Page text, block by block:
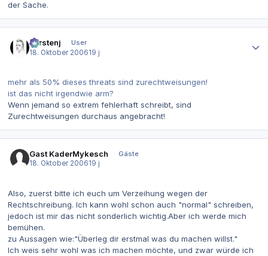
der Sache.
carstenj
User
18. Oktober 200619 j
mehr als 50% dieses threats sind zurechtweisungen!
ist das nicht irgendwie arm?
Wenn jemand so extrem fehlerhaft schreibt, sind
Zurechtweisungen durchaus angebracht!
Gast KaderMykesch
Gäste
18. Oktober 200619 j
Also, zuerst bitte ich euch um Verzeihung wegen der
Rechtschreibung. Ich kann wohl schon auch "normal" schreiben,
jedoch ist mir das nicht sonderlich wichtig.Aber ich werde mich
bemühen.
zu Aussagen wie:"Überleg dir erstmal was du machen willst."
Ich weis sehr wohl was ich machen möchte, und zwar würde ich